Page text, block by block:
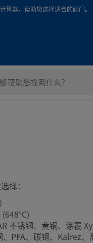
算器，帮助您选择适合的阀门。
择：
不锈钢、黄铜、涂覆
、PFA、碳钢、Kalrez